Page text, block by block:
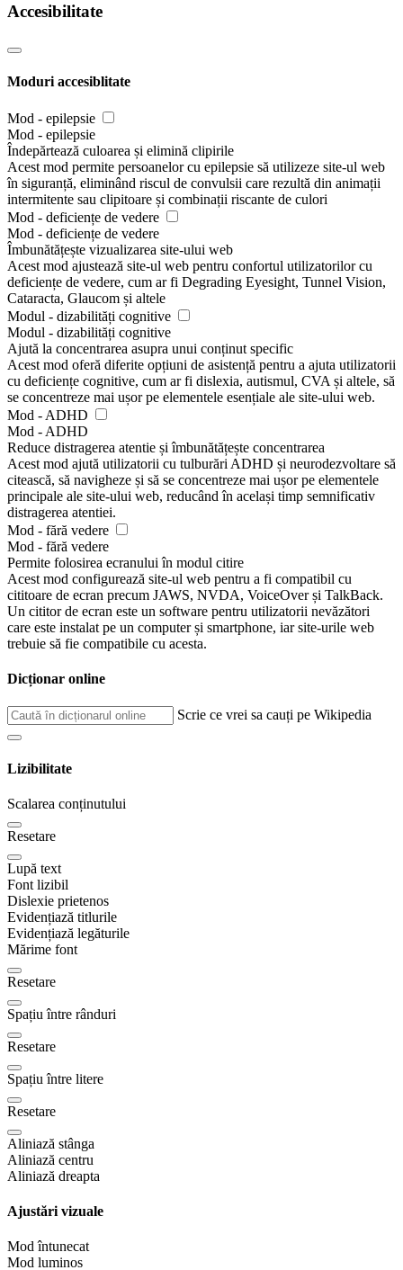
Accesibilitate
Moduri accesiblitate
Mod - epilepsie
Mod - epilepsie
Îndepărtează culoarea și elimină clipirile
Acest mod permite persoanelor cu epilepsie să utilizeze site-ul web
în siguranță, eliminând riscul de convulsii care rezultă din animații
intermitente sau clipitoare și combinații riscante de culori
Mod - deficiențe de vedere
Mod - deficiențe de vedere
Îmbunătățește vizualizarea site-ului web
Acest mod ajustează site-ul web pentru confortul utilizatorilor cu
deficiențe de vedere, cum ar fi Degrading Eyesight, Tunnel Vision,
Cataracta, Glaucom și altele
Modul - dizabilități cognitive
Modul - dizabilități cognitive
Ajută la concentrarea asupra unui conținut specific
Acest mod oferă diferite opțiuni de asistență pentru a ajuta utilizatorii
cu deficiențe cognitive, cum ar fi dislexia, autismul, CVA și altele, să
se concentreze mai ușor pe elementele esențiale ale site-ului web.
Mod - ADHD
Mod - ADHD
Reduce distragerea atentie și îmbunătățește concentrarea
Acest mod ajută utilizatorii cu tulburări ADHD și neurodezvoltare să
citească, să navigheze și să se concentreze mai ușor pe elementele
principale ale site-ului web, reducând în același timp semnificativ
distragerea atentiei.
Mod - fără vedere
Mod - fără vedere
Permite folosirea ecranului în modul citire
Acest mod configurează site-ul web pentru a fi compatibil cu
cititoare de ecran precum JAWS, NVDA, VoiceOver și TalkBack.
Un cititor de ecran este un software pentru utilizatorii nevăzători
care este instalat pe un computer și smartphone, iar site-urile web
trebuie să fie compatibile cu acesta.
Dicționar online
Scrie ce vrei sa cauți pe Wikipedia
Lizibilitate
Scalarea conținutului
Resetare
Lupă text
Font lizibil
Dislexie prietenos
Evidențiază titlurile
Evidențiază legăturile
Mărime font
Resetare
Spațiu între rânduri
Resetare
Spațiu între litere
Resetare
Aliniază stânga
Aliniază centru
Aliniază dreapta
Ajustări vizuale
Mod întunecat
Mod luminos